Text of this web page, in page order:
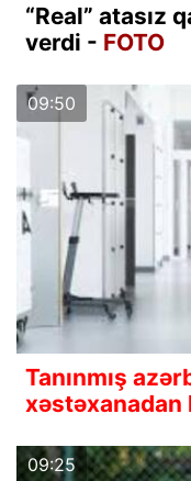
“Real” atasız
verdi - FOTO
09:50
Tanınmış
09:25